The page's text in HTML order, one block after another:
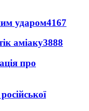
ударом4167
аміаку3888
про